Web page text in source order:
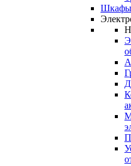
Шкафы